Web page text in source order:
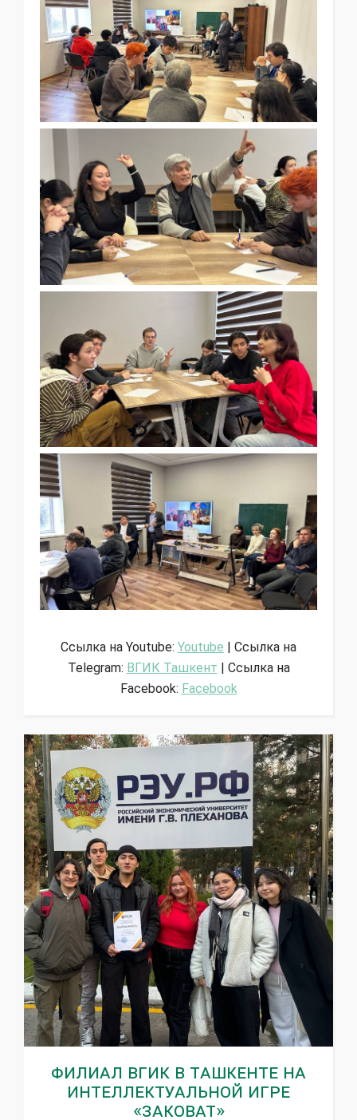
Ссылка на Youtube: Youtube | Ссылка на
Telegram: ВГИК Ташкент | Ссылка на
Facebook: Facebook
Филиал ВГИК в Ташкенте на
интеллектуальной игре
«Заковат»